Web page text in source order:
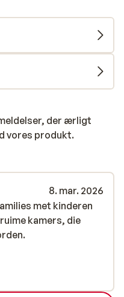
der ærligt
vores produkt.
8. mar. 2026
met kinderen
kamers, die
met kinderen
kamers, die